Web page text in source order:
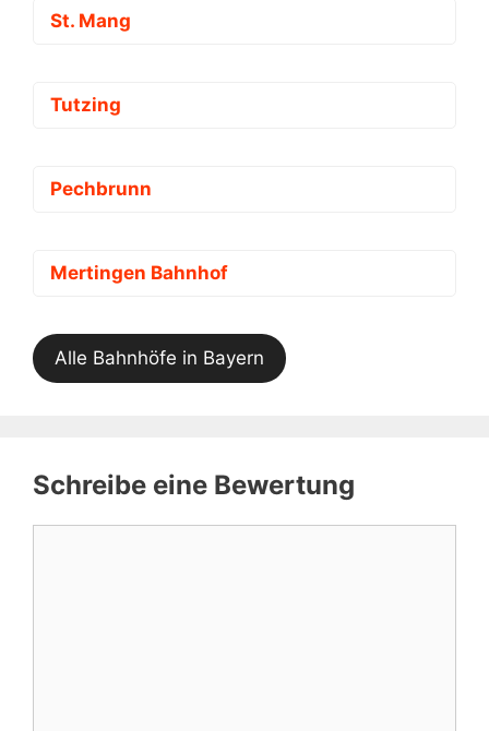
St. Mang
Tutzing
Pechbrunn
Mertingen Bahnhof
Alle Bahnhöfe in Bayern
Schreibe eine Bewertung